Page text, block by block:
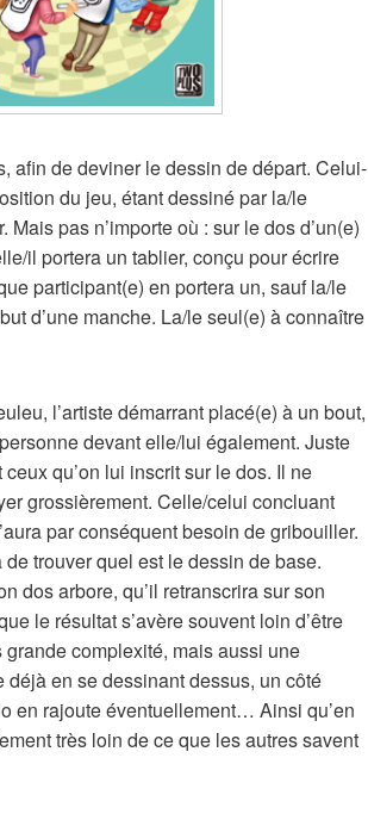
afin de deviner le dessin de départ. Celui-
du jeu, étant dessiné par la/le
pas n’importe où : sur le dos d’un(e)
il portera un tablier, conçu pour écrire
participant(e) en portera un, sauf la/le
d’une manche. La/le seul(e) à connaître
l’artiste démarrant placé(e) à un bout,
devant elle/lui également. Juste
qu’on lui inscrit sur le dos. Il ne
grossièrement. Celle/celui concluant
par conséquent besoin de gribouiller.
trouver quel est le dessin de base.
dos arbore, qu’il retranscrira sur son
le résultat s’avère souvent loin d’être
complexité, mais aussi une
en se dessinant dessus, un côté
en rajoute éventuellement… Ainsi qu’en
très loin de ce que les autres savent